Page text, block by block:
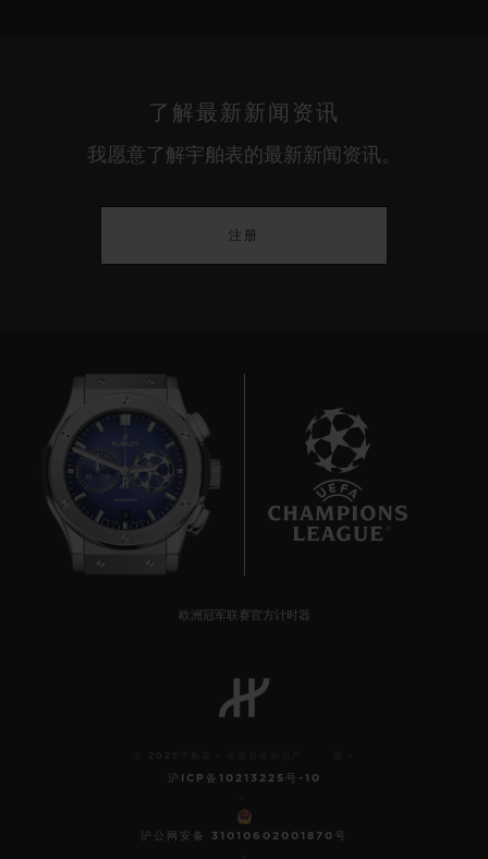
了解最新新闻资讯
我愿意了解宇舶表的最新新闻资讯。
注册
欧洲冠军联赛官方计时器
沪ICP备10213225号-10
沪公网安备 31010602001870号